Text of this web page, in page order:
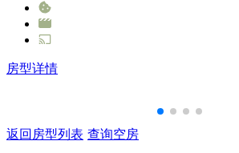
房型详情
返回房型列表 查询空房